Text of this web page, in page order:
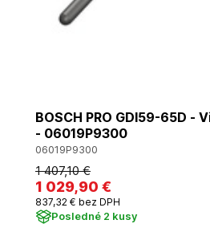
BOSCH PRO GDI59-65D -
- 06019P9300
06019P9300
1 407,10 €
1 029,90 €
837,32 € bez DPH
Posledné 2 kusy